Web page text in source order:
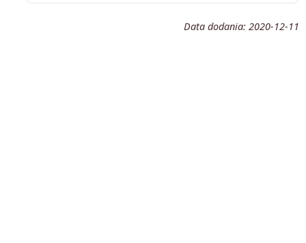
Data dodania: 2020-12-11